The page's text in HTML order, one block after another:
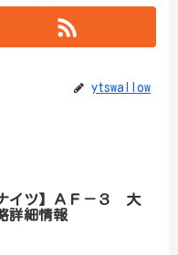
ytswallow
イツ】ＡＦ－３ 大
詳細情報